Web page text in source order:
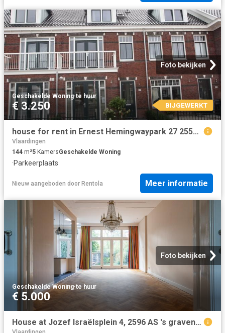
Foto bekijken
Geschakelde Woning·te huur
€ 3.250 BIJGEWERKT
house for rent in Ernest Hemingwaypark 27 2553DC Den Haag Kraayenstein en Vroondaal Den Haag
Vlaardingen
144 m²5 KamersGeschakelde Woning
·Parkeerplaats
Nieuw aangeboden door Rentola Meer informatie
Foto bekijken
Geschakelde Woning·te huur
€ 5.000
House at Jozef Israëlsplein 4, 2596 AS 's gravenhage, Netherlands